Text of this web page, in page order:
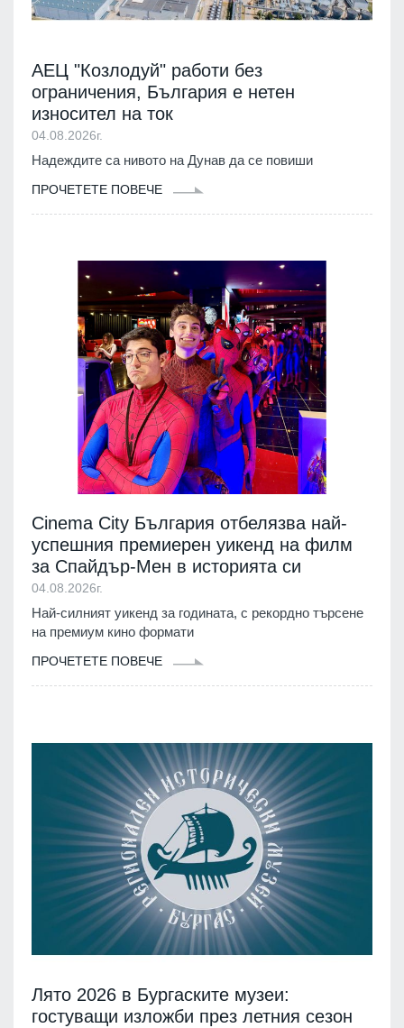
АЕЦ "Козлодуй" работи без
ограничения, България е нетен
износител на ток
04.08.2026г.
Надеждите са нивото на Дунав да се повиши
ПРОЧЕТЕТЕ ПОВЕЧЕ
Cinema City България отбелязва най-
успешния премиерен уикенд на филм
за Спайдър-Мен в историята си
04.08.2026г.
Най-силният уикенд за годината, с рекордно търсене
на премиум кино формати
ПРОЧЕТЕТЕ ПОВЕЧЕ
Лято 2026 в Бургаските музеи:
гостуващи изложби през летния сезон